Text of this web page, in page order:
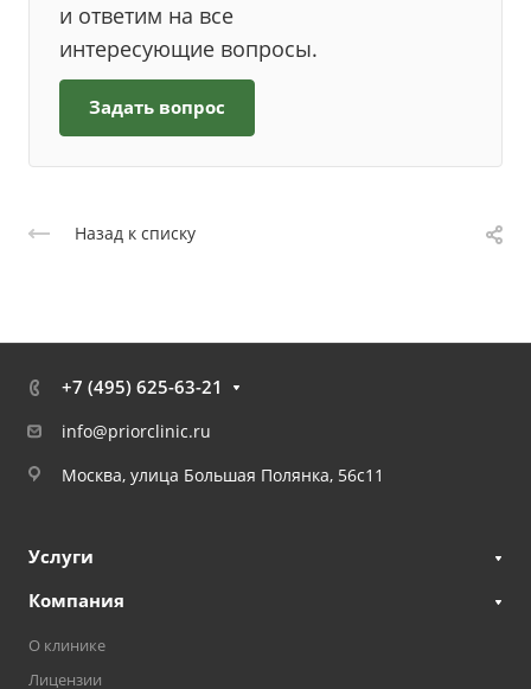
и ответим на все
интересующие вопросы.
Задать вопрос
Назад к списку
+7 (495) 625-63-21
info@priorclinic.ru
Москва, улица Большая Полянка, 56с11
Услуги
Компания
О клинике
Лицензии